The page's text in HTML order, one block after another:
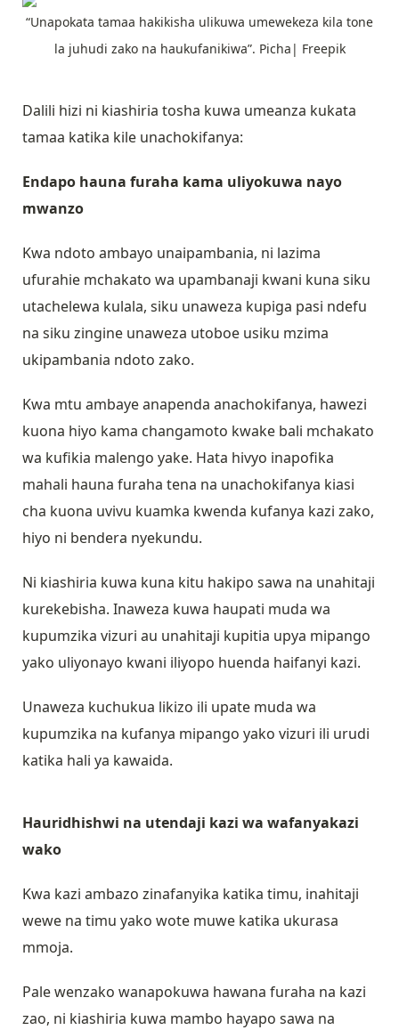
“Unapokata tamaa hakikisha ulikuwa umewekeza kila tone
la juhudi zako na haukufanikiwa”. Picha| Freepik
Dalili hizi ni kiashiria tosha kuwa umeanza kukata
tamaa katika kile unachokifanya:
Endapo hauna furaha kama uliyokuwa nayo
mwanzo
Kwa ndoto ambayo unaipambania, ni lazima
ufurahie mchakato wa upambanaji kwani kuna siku
utachelewa kulala, siku unaweza kupiga pasi ndefu
na siku zingine unaweza utoboe usiku mzima
ukipambania ndoto zako.
Kwa mtu ambaye anapenda anachokifanya, hawezi
kuona hiyo kama changamoto kwake bali mchakato
wa kufikia malengo yake. Hata hivyo inapofika
mahali hauna furaha tena na unachokifanya kiasi
cha kuona uvivu kuamka kwenda kufanya kazi zako,
hiyo ni bendera nyekundu.
Ni kiashiria kuwa kuna kitu hakipo sawa na unahitaji
kurekebisha. Inaweza kuwa haupati muda wa
kupumzika vizuri au unahitaji kupitia upya mipango
yako uliyonayo kwani iliyopo huenda haifanyi kazi.
Unaweza kuchukua likizo ili upate muda wa
kupumzika na kufanya mipango yako vizuri ili urudi
katika hali ya kawaida.
Hauridhishwi na utendaji kazi wa wafanyakazi
wako
Kwa kazi ambazo zinafanyika katika timu, inahitaji
wewe na timu yako wote muwe katika ukurasa
mmoja.
Pale wenzako wanapokuwa hawana furaha na kazi
zao, ni kiashiria kuwa mambo hayapo sawa na